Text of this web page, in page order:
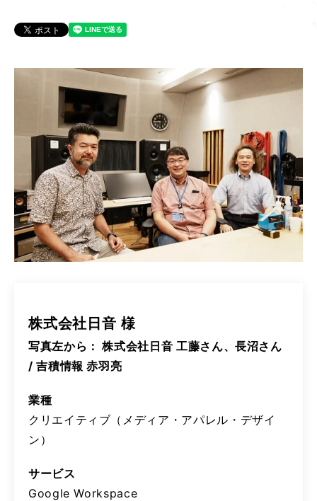
株式会社日音 様
写真左から： 株式会社日音 工藤さん、長沼さん
/ 吉積情報 赤羽亮
業種
クリエイティブ（メディア・アパレル・デザイ
ン）
サービス
Google Workspace